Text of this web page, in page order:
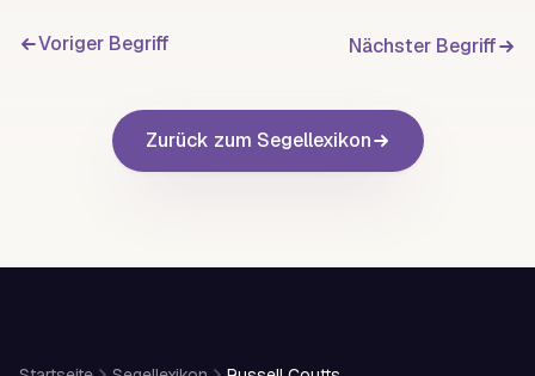
Voriger Begriff Nächster Begriff
Zurück zum Segellexikon